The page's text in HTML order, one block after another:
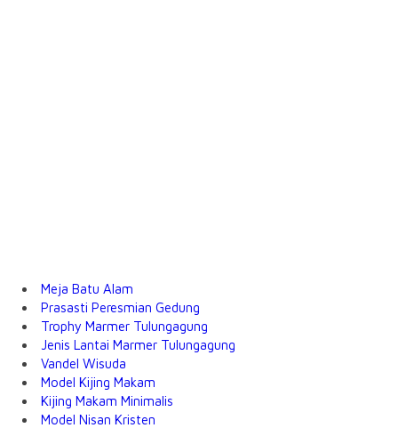
Meja Batu Alam
Prasasti Peresmian Gedung
Trophy Marmer Tulungagung
Jenis Lantai Marmer Tulungagung
Vandel Wisuda
Model Kijing Makam
Kijing Makam Minimalis
Model Nisan Kristen